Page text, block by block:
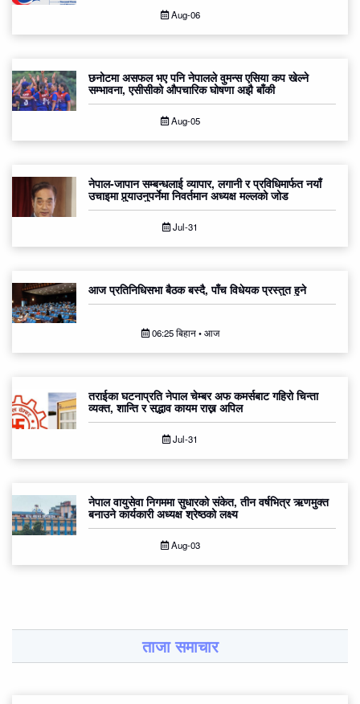
Aug-06
छनोटमा असफल भए पनि नेपालले वुमन्स एसिया कप खेल्ने
सम्भावना, एसीसीको औपचारिक घोषणा अझै बाँकी
Aug-05
नेपाल-जापान सम्बन्धलाई व्यापार, लगानी र प्रविधिमार्फत नयाँ
उचाइमा पुर्‍याउनुपर्नेमा निवर्तमान अध्यक्ष मल्लको जोड
Jul-31
आज प्रतिनिधिसभा बैठक बस्दै, पाँच विधेयक प्रस्तुत हुने
06:25 बिहान • आज
तराईका घटनाप्रति नेपाल चेम्बर अफ कमर्सबाट गहिरो चिन्ता
व्यक्त, शान्ति र सद्भाव कायम राख्न अपिल
Jul-31
नेपाल वायुसेवा निगममा सुधारको संकेत, तीन वर्षभित्र ऋणमुक्त
बनाउने कार्यकारी अध्यक्ष श्रेष्ठको लक्ष्य
Aug-03
ताजा समाचार